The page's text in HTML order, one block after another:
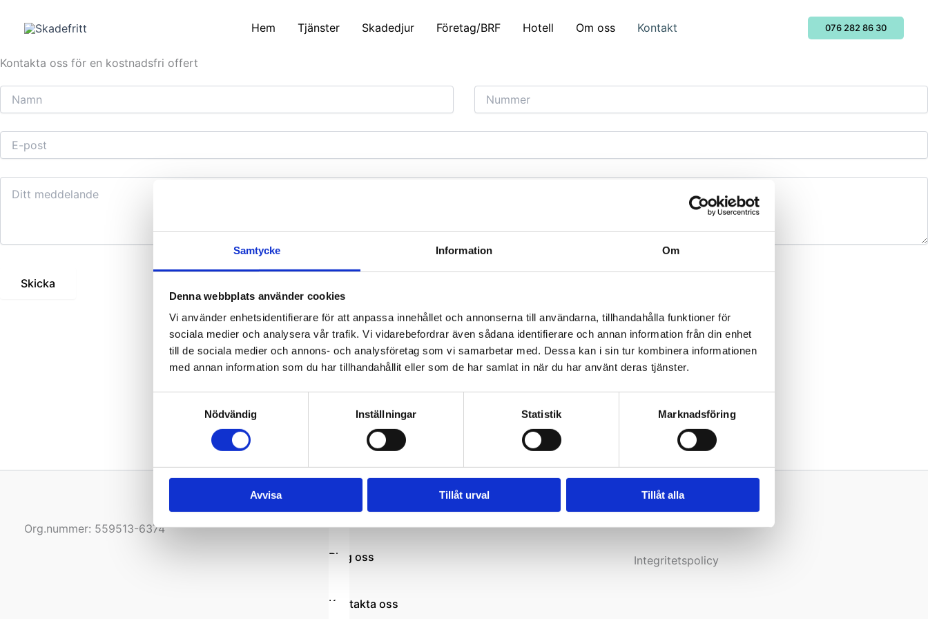
Samtycke Information Om
Denna webbplats använder cookies
Vi använder enhetsidentifierare för att anpassa innehållet och annonserna till användarna, tillhandahålla funktioner för
sociala medier och analysera vår trafik. Vi vidarebefordrar även sådana identifierare och annan information från din enhet
till de sociala medier och annons- och analysföretag som vi samarbetar med. Dessa kan i sin tur kombinera informationen
med annan information som du har tillhandahållit eller som de har samlat in när du har använt deras tjänster.
Nödvändig
Inställningar Statistik Marknadsföring
Avvisa Tillåt urval Tillåt alla
Hem Tjänster Skadedjur Företag/BRF Hotell Om oss Kontakt 076 282 86 30
inom kort med ett skräddarsytt offertförslag.
Kontakta oss för en kostnadsfri offert
Org.nummer: 559513-6374
Kontakt
Ring oss
Kontakta oss
Följ oss på social medier
Integritetspolicy